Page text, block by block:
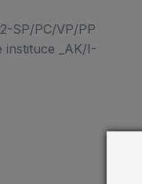
SP/PC/VP/PP
instituce _AK/I-